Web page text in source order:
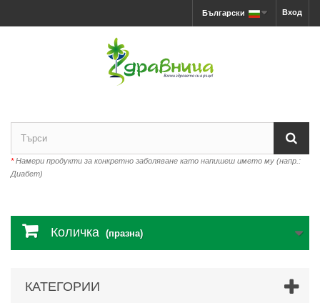
Вход
Български
*Намери продукти за конкретно заболяване като напишеш името му (напр.:
Диабет)
Количка (празна)
КАТЕГОРИИ